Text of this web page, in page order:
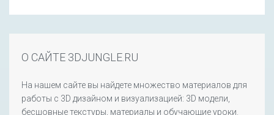
О САЙТЕ 3DJUNGLE.RU
На нашем сайте вы найдете множество материалов для
работы с 3D дизайном и визуализацией: 3D модели,
бесшовные текстуры, материалы и обучающие уроки.